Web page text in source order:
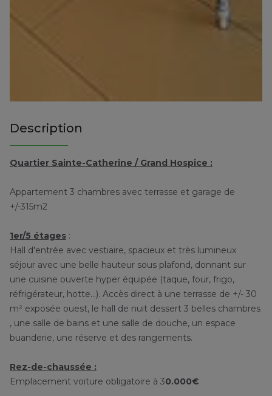
Description
Quartier Sainte-Catherine / Grand Hospice :
Appartement 3 chambres avec terrasse et garage de
+/-315m2
1er/5 étages :
Hall d'entrée avec vestiaire, spacieux et très lumineux
séjour avec une belle hauteur sous plafond, donnant sur
une cuisine ouverte hyper équipée (taque, four, frigo,
réfrigérateur, hotte...). Accès direct à une terrasse de +/- 30
m² exposée ouest, le hall de nuit dessert 3 belles chambres
, une salle de bains et une salle de douche, un espace
buanderie, une réserve et des rangements.
Rez-de-chaussée :
Emplacement voiture obligatoire à 30.000€